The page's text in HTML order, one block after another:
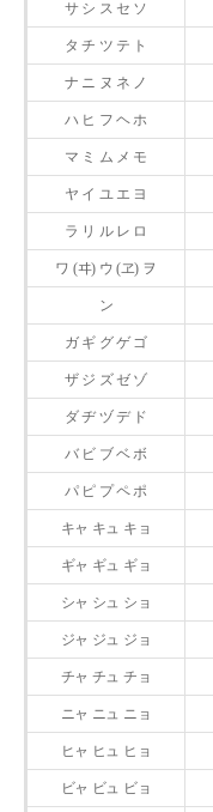
サ シ ス セ ソ
タ チ ツ テ ト
ナ ニ ヌ ネ ノ
ハ ヒ フ ヘ ホ
マ ミ ム メ モ
ヤ イ ユ エ ヨ
ラ リ ル レ ロ
ワ (ヰ) ウ (ヱ) ヲ
ン
ガ ギ グ ゲ ゴ
ザ ジ ズ ゼ ゾ
ダ ヂ ヅ デ ド
バ ビ ブ ベ ボ
パ ピ プ ペ ポ
キャ キュ キョ
ギャ ギュ ギョ
シャ シュ ショ
ジャ ジュ ジョ
チャ チュ チョ
ニャ ニュ ニョ
ヒャ ヒュ ヒョ
ビャ ビュ ビョ